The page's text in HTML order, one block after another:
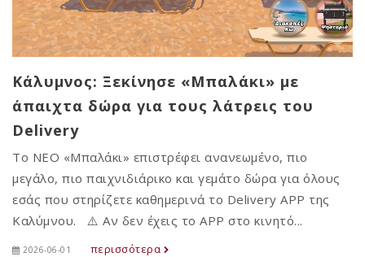
Κάλυμνος: Ξεκίνησε «Μπαλάκι» με
άπαιχτα δώρα για τους λάτρεις του
Delivery
Το ΝΕΟ «Μπαλάκι» επιστρέφει ανανεωμένο, πιο
μεγάλο, πιο παιχνιδιάρικο και γεμάτο δώρα για όλους
εσάς που στηρίζετε καθημερινά το Delivery APP της
Καλύμνου. ⚠️ Αν δεν έχεις το APP στο κινητό...
2026-06-01 περισσότερα